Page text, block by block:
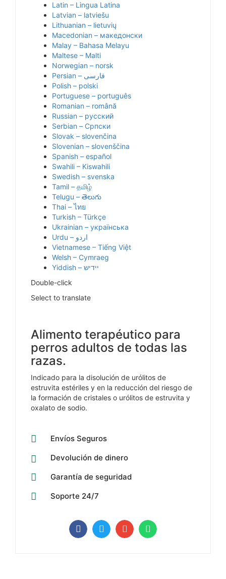
Latin – Lingua Latina
Latvian – latviešu
Lithuanian – lietuvių
Macedonian – македонски
Malay – Bahasa Melayu
Maltese – Malti
Norwegian – norsk
Polish – polski
Portuguese – português
Romanian – română
Russian – русский
Serbian – Српски
Slovak – slovenčina
Slovenian – slovenščina
Spanish – español
Swahili – Kiswahili
Swedish – svenska
Tamil – தமிழ்
Telugu – తెలుగు
Thai – ไทย
Turkish – Türkçe
Ukrainian – українська
Vietnamese – Tiếng Việt
Welsh – Cymraeg
Yiddish – יידיש
Double-click
Select to translate
Alimento terapéutico para
perros adultos de todas las
razas.
Indicado para la disolución de urólitos de
estruvita estériles y en la reducción del riesgo de
la formación de cristales o urólitos de estruvita y
oxalato de sodio.
Envíos Seguros
Devolución de dinero
Garantía de seguridad
Soporte 24/7